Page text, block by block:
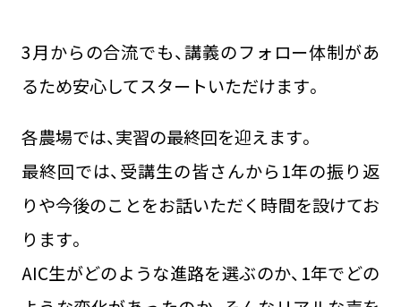
3月からの合流でも、講義のフォロー体制があ
るため安心してスタートいただけます。
各農場では、実習の最終回を迎えます。
最終回では、受講生の皆さんから1年の振り返
りや今後のことをお話いただく時間を設けてお
ります。
AIC生がどのような進路を選ぶのか、1年でどの